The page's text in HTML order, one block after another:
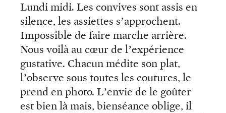
Lundi midi. Les convives sont assis en
silence, les assiettes s’approchent.
Impossible de faire marche arrière.
Nous voilà au cœur de l’expérience
gustative. Chacun médite son plat,
l’observe sous toutes les coutures, le
prend en photo. L’envie de le goûter
est bien là mais, bienséance oblige, il